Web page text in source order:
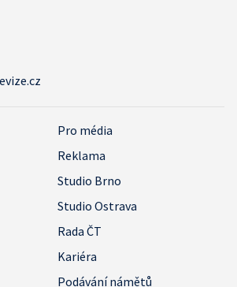
Pro média
Reklama
Studio Brno
Studio Ostrava
Rada ČT
Kariéra
Podávání námětů